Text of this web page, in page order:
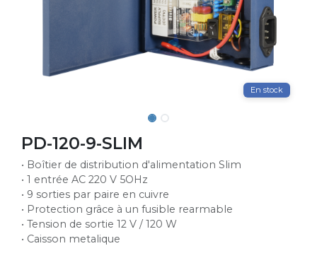
En stock
PD-120-9-SLIM
• Boîtier de distribution d'alimentation Slim
• 1 entrée AC 220 V 5OHz
• 9 sorties par paire en cuivre
• Protection grâce à un fusible rearmable
• Tension de sortie 12 V / 120 W
• Caisson metalique